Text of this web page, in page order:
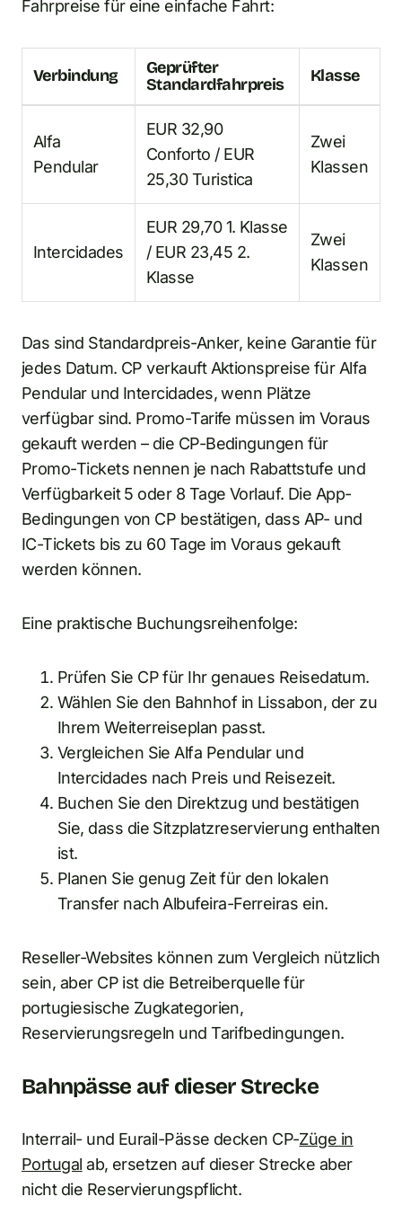
Fahrpreise für eine einfache Fahrt:
Verbindung
Geprüfter
Standardfahrpreis
Klasse
Alfa
Pendular
EUR 32,90
Conforto / EUR
25,30 Turistica
Zwei
Klassen
Intercidades
EUR 29,70 1. Klasse
/ EUR 23,45 2.
Klasse
Zwei
Klassen
Das sind Standardpreis-Anker, keine Garantie für
jedes Datum. CP verkauft Aktionspreise für Alfa
Pendular und Intercidades, wenn Plätze
verfügbar sind. Promo-Tarife müssen im Voraus
gekauft werden – die CP-Bedingungen für
Promo-Tickets nennen je nach Rabattstufe und
Verfügbarkeit 5 oder 8 Tage Vorlauf. Die App-
Bedingungen von CP bestätigen, dass AP- und
IC-Tickets bis zu 60 Tage im Voraus gekauft
werden können.
Eine praktische Buchungsreihenfolge:
Prüfen Sie CP für Ihr genaues Reisedatum.
Wählen Sie den Bahnhof in Lissabon, der zu
Ihrem Weiterreiseplan passt.
Vergleichen Sie Alfa Pendular und
Intercidades nach Preis und Reisezeit.
Buchen Sie den Direktzug und bestätigen
Sie, dass die Sitzplatzreservierung enthalten
ist.
Planen Sie genug Zeit für den lokalen
Transfer nach Albufeira-Ferreiras ein.
Reseller-Websites können zum Vergleich nützlich
sein, aber CP ist die Betreiberquelle für
portugiesische Zugkategorien,
Reservierungsregeln und Tarifbedingungen.
Bahnpässe auf dieser Strecke
Interrail- und Eurail-Pässe decken CP-Züge in
Portugal ab, ersetzen auf dieser Strecke aber
nicht die Reservierungspflicht.